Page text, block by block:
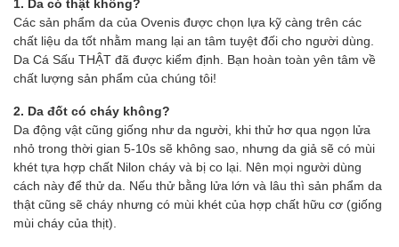
1. Da có thật không?
Các sản phẩm da của Ovenis được chọn lựa kỹ càng trên các
chất liệu da tốt nhằm mang lại an tâm tuyệt đối cho người dùng.
Da Cá Sấu THẬT đã được kiểm định. Bạn hoàn toàn yên tâm về
chất lượng sản phẩm của chúng tôi!
2. Da đốt có cháy không?
Da động vật cũng giống như da người, khi thử hơ qua ngọn lửa
nhỏ trong thời gian 5-10s sẽ không sao, nhưng da giả sẽ có mùi
khét tựa hợp chất Nilon cháy và bị co lại. Nên mọi người dùng
cách này để thử da. Nếu thử bằng lửa lớn và lâu thì sản phẩm da
thật cũng sẽ cháy nhưng có mùi khét của hợp chất hữu cơ (giống
mùi cháy của thịt).